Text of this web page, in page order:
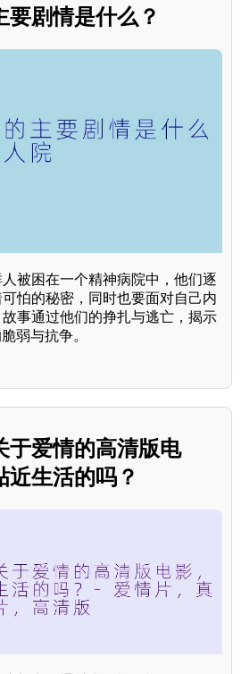
剧情是什么？
被困在一个精神病院中，他们逐
怕的秘密，同时也要面对自己内
事通过他们的挣扎与逃亡，揭示
弱与抗争。
于爱情的高清版电
近生活的吗？